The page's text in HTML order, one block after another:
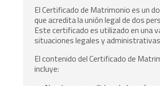
El Certificado de Matrimonio es un
que acredita la unión legal de dos
Este certificado es utilizado en una
situaciones legales y
El contenido del Certificado de
incluye: